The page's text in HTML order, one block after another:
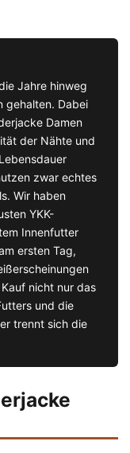
Jahre hinweg
gehalten. Dabei
Damen
der Nähte und
zwar echtes
Wir haben
YKK-
Innenfutter
ersten Tag,
nicht nur das
und die
trennt sich die